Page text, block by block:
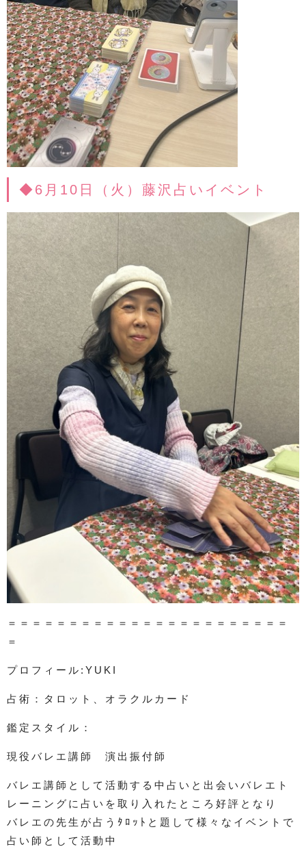
◆6月10日（火）藤沢占いイベント
＝＝＝＝＝＝＝＝＝＝＝＝＝＝＝＝＝＝＝＝＝＝＝
＝
プロフィール:YUKI
占術：タロット、オラクルカード
鑑定スタイル：
現役バレエ講師 演出振付師
バレエ講師として活動する中占いと出会いバレエト
レーニングに占いを取り入れたところ好評となり
バレエの先生が占うﾀﾛｯﾄと題して様々なイベントで
占い師として活動中